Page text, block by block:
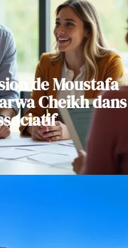
de Moustafa
Cheikh dans